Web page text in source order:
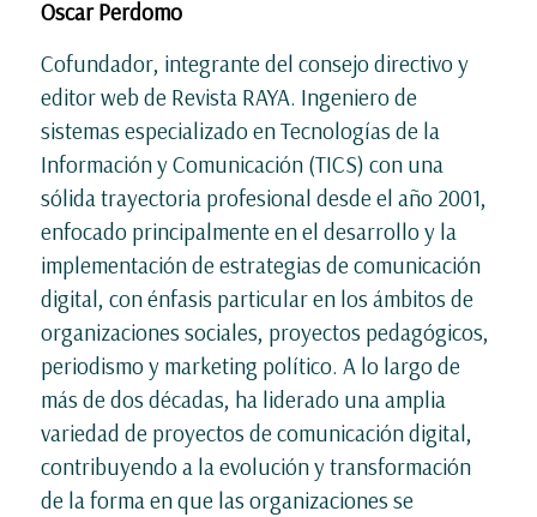
Oscar Perdomo
Cofundador, integrante del consejo directivo y
editor web de Revista RAYA. Ingeniero de
sistemas especializado en Tecnologías de la
Información y Comunicación (TICS) con una
sólida trayectoria profesional desde el año 2001,
enfocado principalmente en el desarrollo y la
implementación de estrategias de comunicación
digital, con énfasis particular en los ámbitos de
organizaciones sociales, proyectos pedagógicos,
periodismo y marketing político. A lo largo de
más de dos décadas, ha liderado una amplia
variedad de proyectos de comunicación digital,
contribuyendo a la evolución y transformación
de la forma en que las organizaciones se